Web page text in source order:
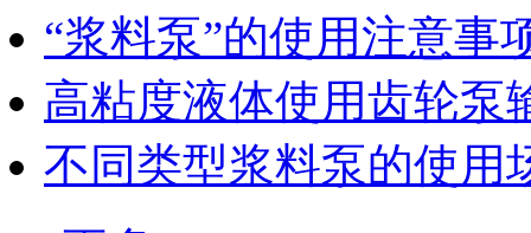
“浆料泵”的使用注意事
高粘度液体使用齿轮泵
不同类型浆料泵的使用